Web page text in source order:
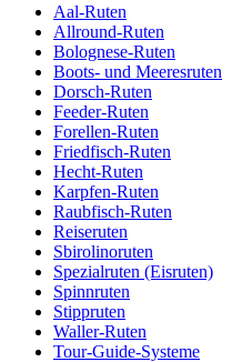
Aal-Ruten
Allround-Ruten
Bolognese-Ruten
Boots- und Meeresruten
Dorsch-Ruten
Feeder-Ruten
Forellen-Ruten
Friedfisch-Ruten
Hecht-Ruten
Karpfen-Ruten
Raubfisch-Ruten
Reiseruten
Sbirolinoruten
Spezialruten (Eisruten)
Spinnruten
Stippruten
Waller-Ruten
Tour-Guide-Systeme